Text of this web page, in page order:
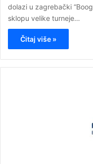
dolazi u zagrebački
sklopu velike turneje…
Čitaj više »